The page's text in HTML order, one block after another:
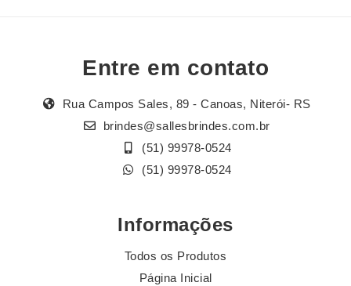
Entre em contato
Rua Campos Sales, 89 - Canoas, Niterói- RS
brindes@sallesbrindes.com.br
(51) 99978-0524
(51) 99978-0524
Informações
Todos os Produtos
Página Inicial